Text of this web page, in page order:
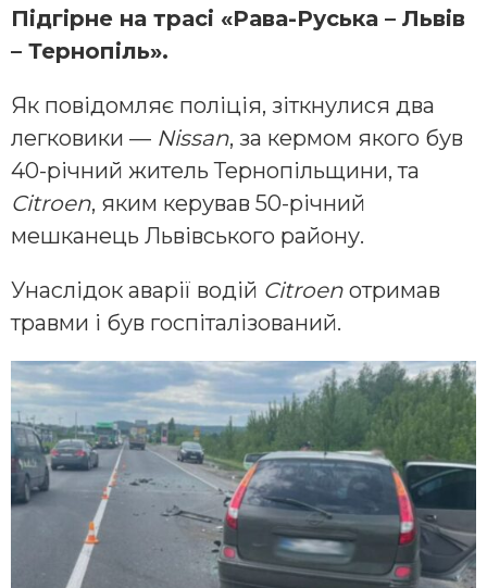
Підгірне на трасі «Рава-Руська – Львів
– Тернопіль».
Як повідомляє поліція, зіткнулися два
легковики — Nissan, за кермом якого був
40-річний житель Тернопільщини, та
Citroen, яким керував 50-річний
мешканець Львівського району.
Унаслідок аварії водій Citroen отримав
травми і був госпіталізований.